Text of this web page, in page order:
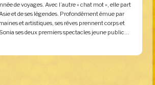
de voyages. Avec l’autre « chat mot », elle part
et de ses légendes. Profondément émue par
et artistiques, ses rêves prennent corps et
ses deux premiers spectacles jeune public…